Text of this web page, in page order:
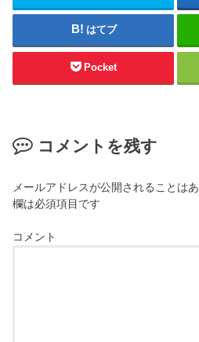
はてブ
Pocket
コメントを残す
メールアドレスが公開されることはあ
欄は必須項目です
コメント